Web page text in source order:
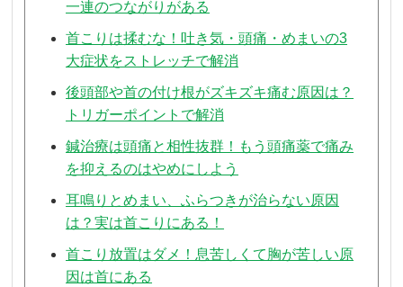
一連のつながりがある
首こりは揉むな！吐き気・頭痛・めまいの3
大症状をストレッチで解消
後頭部や首の付け根がズキズキ痛む原因は？
トリガーポイントで解消
鍼治療は頭痛と相性抜群！もう頭痛薬で痛み
を抑えるのはやめにしよう
耳鳴りとめまい、ふらつきが治らない原因
は？実は首こりにある！
首こり放置はダメ！息苦しくて胸が苦しい原
因は首にある